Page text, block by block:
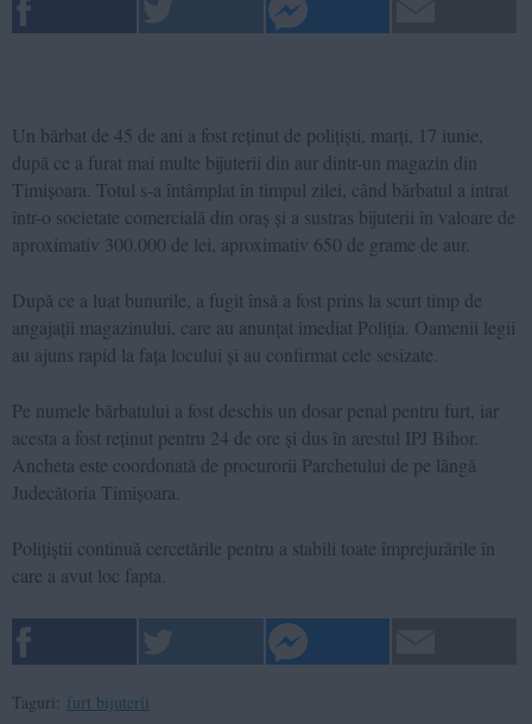
Un bărbat de 45 de ani a fost reținut de polițiști, marți, 17 iunie,
după ce a furat mai multe bijuterii din aur dintr-un magazin din
Timișoara. Totul s-a întâmplat în timpul zilei, când bărbatul a intrat
într-o societate comercială din oraș și a sustras bijuterii în valoare de
aproximativ 300.000 de lei, aproximativ 650 de grame de aur.
După ce a luat bunurile, a fugit însă a fost prins la scurt timp de
angajații magazinului, care au anunțat imediat Poliția. Oamenii legii
au ajuns rapid la fața locului și au confirmat cele sesizate.
Pe numele bărbatului a fost deschis un dosar penal pentru furt, iar
acesta a fost reținut pentru 24 de ore și dus în arestul IPJ Bihor.
Ancheta este coordonată de procurorii Parchetului de pe lângă
Judecătoria Timișoara.
Polițiștii continuă cercetările pentru a stabili toate împrejurările în
care a avut loc fapta.
Taguri: furt bijuterii